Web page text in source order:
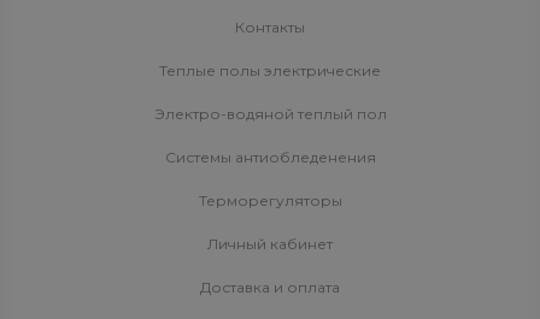
Контакты
Теплые полы электрические
Электро-водяной теплый пол
Системы антиобледенения
Терморегуляторы
Личный кабинет
Доставка и оплата